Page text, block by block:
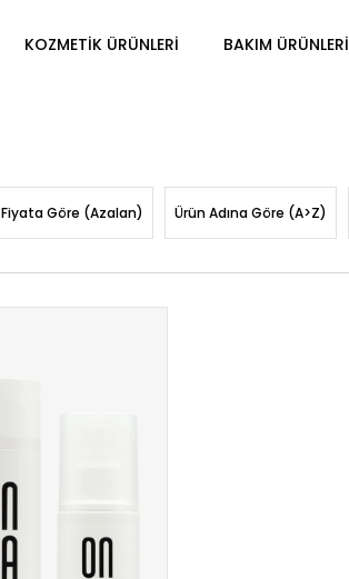
KOZMETİK ÜRÜNLERİ BAKIM ÜRÜNLERİ
Fiyata Göre (Azalan) Ürün Adına Göre (A>Z)